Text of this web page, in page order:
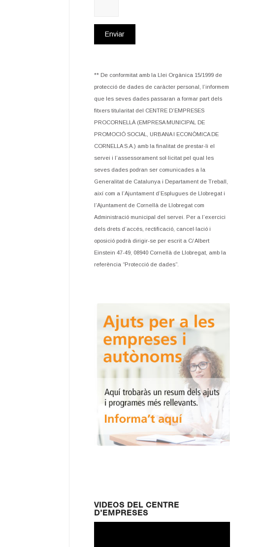
** De conformitat amb la Llei Orgànica 15/1999 de
protecció de dades de caràcter personal, l’informem
que les seves dades passaran a formar part dels
fitxers titularitat del CENTRE D’EMPRESES
PROCORNELLÀ (EMPRESA MUNICIPAL DE
PROMOCIÓ SOCIAL, URBANA I ECONÒMICA DE
CORNELLA S.A.) amb la finalitat de prestar-li el
servei i l’assessorament sol·licitat pel qual les
seves dades podran ser comunicades a la
Generalitat de Catalunya i Departament de Treball,
així com a l’Ajuntament d’Esplugues de Llobregat i
l’Ajuntament de Cornellà de Llobregat com
Administració municipal del servei. Per a l’exercici
dels drets d’accés, rectificació, cancel·lació i
oposició podrà dirigir-se per escrit a C/ Albert
Einstein 47-49, 08940 Cornellà de Llobregat, amb la
referència “Protecció de dades”.
VIDEOS DEL CENTRE
D’EMPRESES